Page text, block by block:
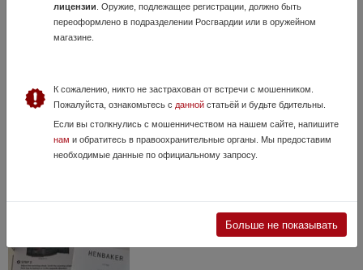
27 Июля, в 12:01
220 000 руб.
Челябинская область, Челябинск
Продам тепловизор iray rico rl42 Rlf с дальнометром. Все в сборе :
два аккумулятора, зарядка, чехол, коробка, дальномер, планка для
крепления. Стоял на воздушке ( Леший 2). Все характеристики в
лицензии . Оружие, подлежащее регистрации, должно быть
переоформлено в подразделении Росгвардии или в оружейном
магазине.
К сожалению, никто не застрахован от встречи с мошенником.
Пожалуйста, ознакомьтесь с даннойстатьёй и будьте бдительны.
Если вы столкнулись с мошенничеством на нашем сайте, напишите
нам и обратитесь в правоохранительные органы. Мы предоставим
необходимые данные по официальному запросу.
Больше не показывать